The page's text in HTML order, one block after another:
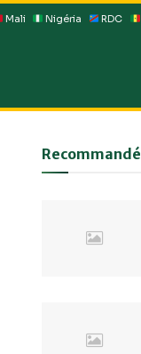
Mali Nigéria RDC
Recommandé